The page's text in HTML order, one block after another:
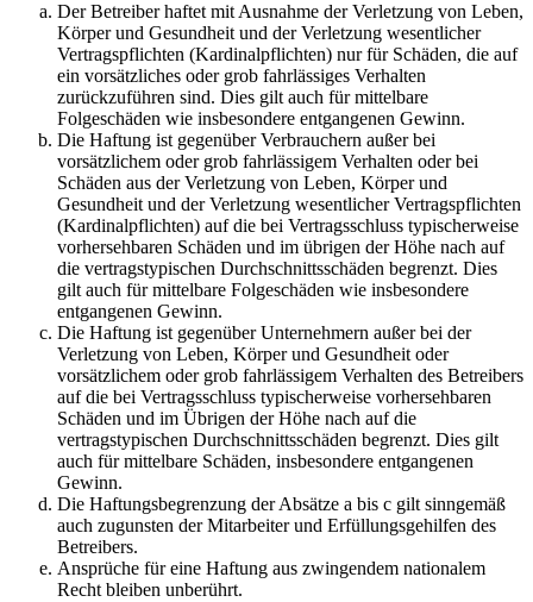
Der Betreiber haftet mit Ausnahme der Verletzung von Leben,
Körper und Gesundheit und der Verletzung wesentlicher
Vertragspflichten (Kardinalpflichten) nur für Schäden, die auf
ein vorsätzliches oder grob fahrlässiges Verhalten
zurückzuführen sind. Dies gilt auch für mittelbare
Folgeschäden wie insbesondere entgangenen Gewinn.
Die Haftung ist gegenüber Verbrauchern außer bei
vorsätzlichem oder grob fahrlässigem Verhalten oder bei
Schäden aus der Verletzung von Leben, Körper und
Gesundheit und der Verletzung wesentlicher Vertragspflichten
(Kardinalpflichten) auf die bei Vertragsschluss typischerweise
vorhersehbaren Schäden und im übrigen der Höhe nach auf
die vertragstypischen Durchschnittsschäden begrenzt. Dies
gilt auch für mittelbare Folgeschäden wie insbesondere
entgangenen Gewinn.
Die Haftung ist gegenüber Unternehmern außer bei der
Verletzung von Leben, Körper und Gesundheit oder
vorsätzlichem oder grob fahrlässigem Verhalten des Betreibers
auf die bei Vertragsschluss typischerweise vorhersehbaren
Schäden und im Übrigen der Höhe nach auf die
vertragstypischen Durchschnittsschäden begrenzt. Dies gilt
auch für mittelbare Schäden, insbesondere entgangenen
Gewinn.
Die Haftungsbegrenzung der Absätze a bis c gilt sinngemäß
auch zugunsten der Mitarbeiter und Erfüllungsgehilfen des
Betreibers.
Ansprüche für eine Haftung aus zwingendem nationalem
Recht bleiben unberührt.